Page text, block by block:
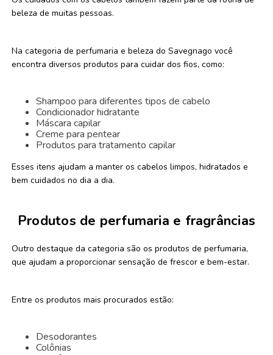
beleza de muitas pessoas.
Na categoria de perfumaria e beleza do Savegnago você
encontra diversos produtos para cuidar dos fios, como:
Shampoo para diferentes tipos de cabelo
Condicionador hidratante
Máscara capilar
Creme para pentear
Produtos para tratamento capilar
Esses itens ajudam a manter os cabelos limpos, hidratados e
bem cuidados no dia a dia.
Produtos de perfumaria e fragrâncias
Outro destaque da categoria são os produtos de perfumaria,
que ajudam a proporcionar sensação de frescor e bem-estar.
Entre os produtos mais procurados estão:
Desodorantes
Colônias